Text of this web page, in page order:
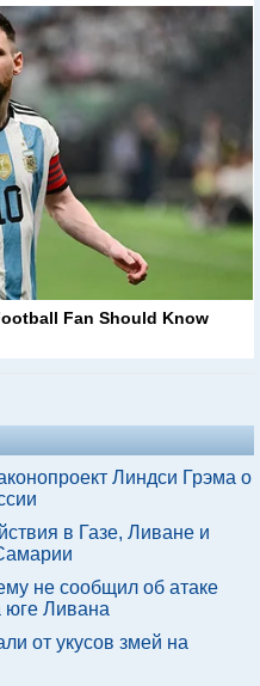
Fan Should Know
Линдси Грэма о
в Газе, Ливане и
не сообщил об атаке
юге Ливана
от укусов змей на